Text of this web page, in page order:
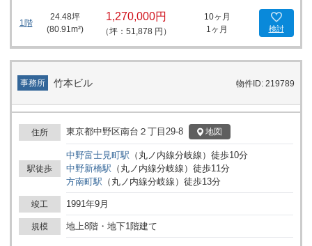
1階
24.48坪
(80.91m²)
1,270,000円
（坪：51,878 円）
10ヶ月
1ヶ月
検討
事務所 竹本ビル 物件ID: 219789
住所 東京都中野区南台２丁目29-8 地図
駅徒歩
中野富士見町駅 （ 丸ノ内線分岐線 ） 徒歩10分
中野新橋駅 （ 丸ノ内線分岐線 ） 徒歩11分
方南町駅 （ 丸ノ内線分岐線 ） 徒歩13分
竣工 1991年9月
規模 地上8階・地下1階建て